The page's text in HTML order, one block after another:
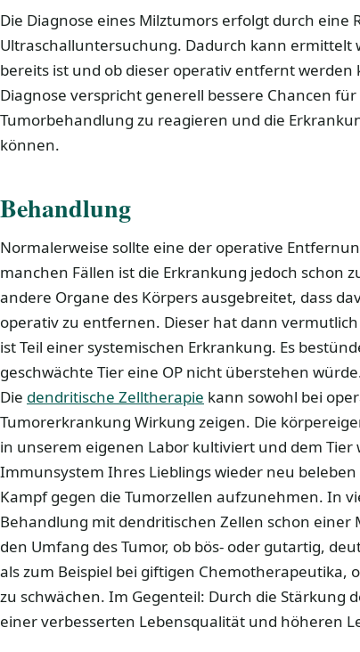
Die Diagnose eines Milztumors erfolgt durch eine
Ultraschalluntersuchung. Dadurch kann ermittelt
bereits ist und ob dieser operativ entfernt werden
Diagnose verspricht generell bessere Chancen
Tumorbehandlung zu reagieren und die
können.
Behandlung
Normalerweise sollte eine der operative
manchen Fällen ist die Erkrankung jedoch schon
andere Organe des Körpers ausgebreitet, dass
operativ zu entfernen. Dieser hat dann
ist Teil einer systemischen Erkrankung. Es
geschwächte Tier eine OP nicht überstehen
Die dendritische Zelltherapie kann sowohl bei
Tumorerkrankung Wirkung zeigen. Die
in unserem eigenen Labor kultiviert und dem Tier
Immunsystem Ihres Lieblings wieder neu
Kampf gegen die Tumorzellen aufzunehmen. In
Behandlung mit dendritischen Zellen schon
den Umfang des Tumor, ob bös- oder gutartig,
als zum Beispiel bei giftigen Chemotherapeutika,
zu schwächen. Im Gegenteil: Durch die Stärkung
einer verbesserten Lebensqualität und höheren